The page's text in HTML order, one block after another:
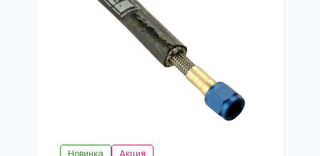
Новинка Акция